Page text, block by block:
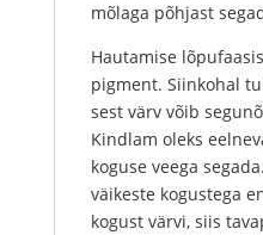
mõlaga põhjast
Hautamise
pigment. Siinkohal
sest värv võib
Kindlam oleks
koguse veega
väikeste kogustega
kogust värvi, siis